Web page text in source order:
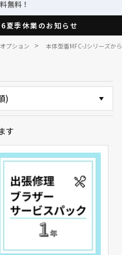
季休業のお知らせ
プション > 本体型番MFC-Jシリーズか
す